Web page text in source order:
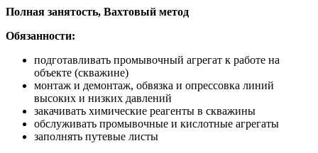
Полная занятость, Вахтовый метод
Обязанности:
подготавливать промывочный агрегат к работе на
объекте (скважине)
монтаж и демонтаж, обвязка и опрессовка линий
высоких и низких давлений
закачивать химические реагенты в скважины
обслуживать промывочные и кислотные агрегаты
заполнять путевые листы